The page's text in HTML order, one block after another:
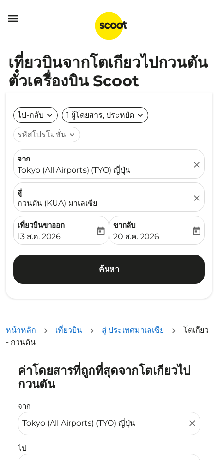

เที่ยวบินจากโตเกียวไปกวนตัน
ตั๋วเครื่องบิน Scoot
ไป-กลับ expand_more 1 ผู้โดยสาร, ประหยัด expand_more
รหัสโปรโมชั่น expand_more
จาก
Tokyo (All Airports) (TYO) ญี่ปุ่น
close
สู่
กวนตัน (KUA) มาเลเซีย
close
เที่ยวบินขาออก
fc-booking-departure-date-aria-label
13 ส.ค. 2026
today
ขากลับ
fc-booking-return-date-
20 ส.ค. 2026
today
ค้นหา
หน้าหลัก เที่ยวบิน สู่ ประเทศมาเลเซีย
โตเกียว
- กวนตัน
ค่าโดยสารที่ถูกที่สุดจากโตเกียวไป
กวนตัน
จาก
close
ไป
ลองอัปเดตเส้นทางของคุณ (ต้นทางและ/หรือปลายทาง) หรื